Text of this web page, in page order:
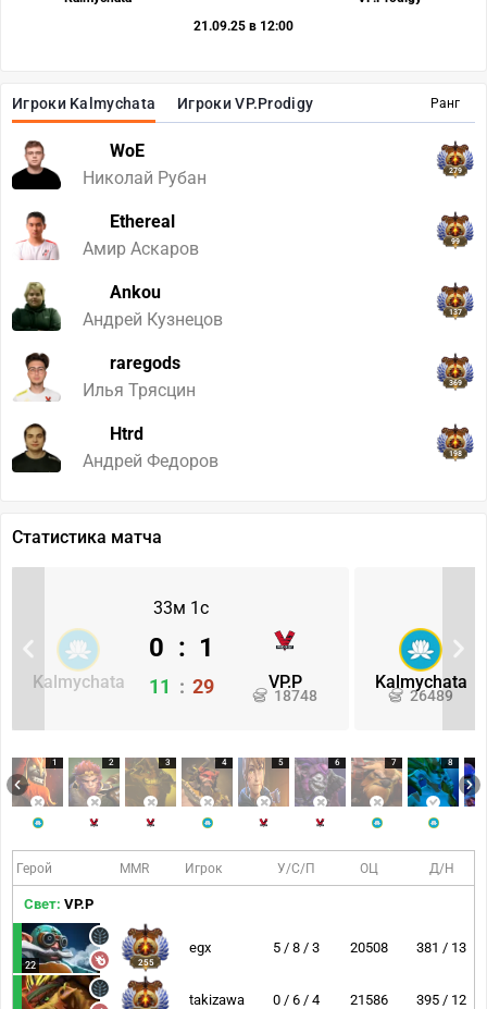
Ранг
Игроки Kalmychata Игроки VP.Prodigy
WoE
Николай Рубан
279
Ethereal
Амир Аскаров
99
Ankou
Андрей Кузнецов
137
raregods
Илья Трясцин
369
Htrd
Андрей Федоров
198
21.09.25 в 12:00
Статистика матча
33м 1с
Kalmychata VP.P
18748
0 : 1
11 : 29 Kalmychata
26489
1 2 3 4 5 6 7 8
Герой MMR Игрок У/С/П ОЦ Д/Н
Свет: VP.P
22 255
egx 5 / 8 / 3 20508 381 / 13
takizawa 0 / 6 / 4 21586 395 / 12